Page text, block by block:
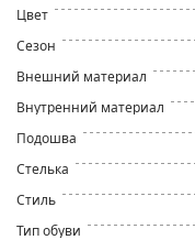
Цвет
Сезон
Внешний материал
Внутренний материал
Подошва
Стелька
Стиль
Тип обуви